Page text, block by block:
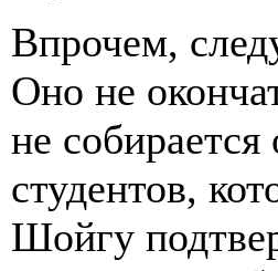
Впрочем,
Оно не
не собирается
студентов,
Шойгу